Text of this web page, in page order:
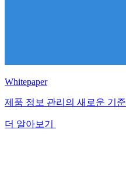
Whitepaper
제품 정보 관리의 새로운 기준
더 알아보기